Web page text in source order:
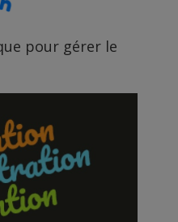
pour gérer le